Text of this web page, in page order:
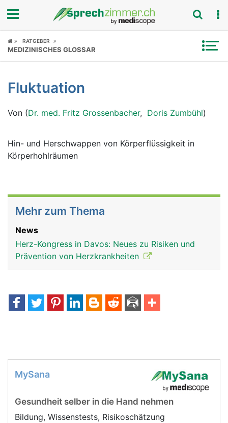
Fokus
Symptome
Untersuchungen
News
RATGEBER
MEDIZINISCHES GLOSSAR
Fluktuation
Von (Dr. med. Fritz Grossenbacher, Doris Zumbühl)
Hin- und Herschwappen von Körperflüssigkeit in
Körperhohlräumen
Mehr zum Thema
News
Herz-Kongress in Davos: Neues zu Risiken und
Prävention von Herzkrankheiten
MySana
Gesundheit selber in die Hand nehmen
Bildung, Wissenstests, Risikoschätzung